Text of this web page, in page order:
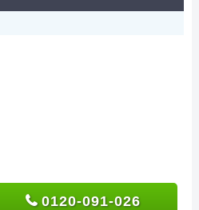
0120-091-026